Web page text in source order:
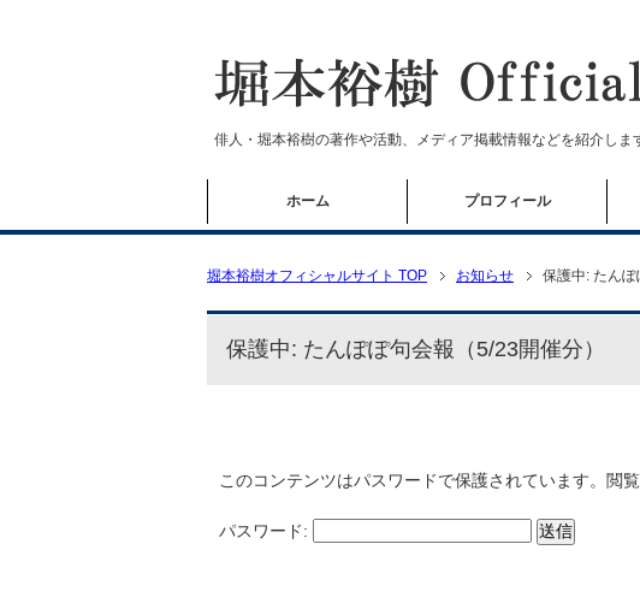
俳人・堀本裕樹の著作や活動、メディア掲載情報などを紹介しま
ホーム プロフィール
堀本裕樹オフィシャルサイト TOP お知らせ 保護中: たんぽ
保護中: たんぽぽ句会報（5/23開催分）
このコンテンツはパスワードで保護されています。閲
パスワード: